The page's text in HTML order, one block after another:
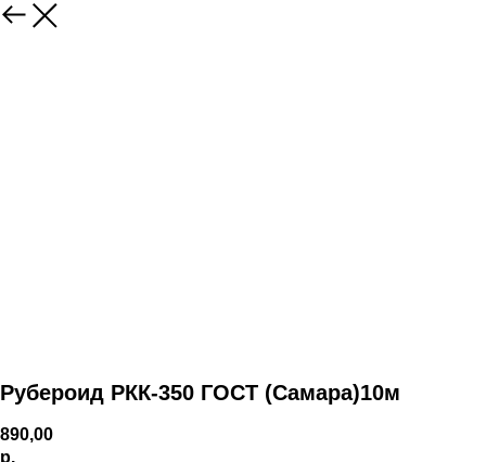
Рубероид РКК-350 ГОСТ (Самара)10м
890,00
р.